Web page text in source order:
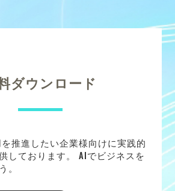
ダウンロード
推進したい企業様向けに実践的
しております。 AIでビジネスを
。